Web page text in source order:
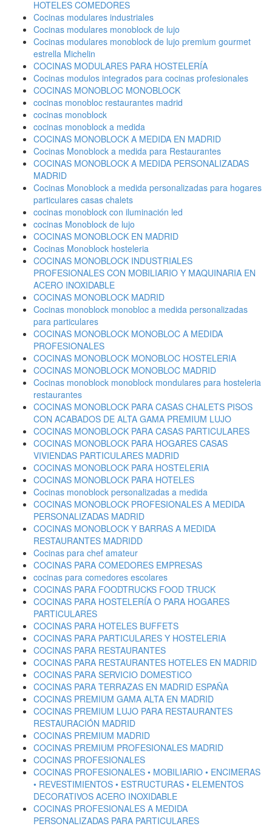
HOTELES COMEDORES
Cocinas modulares industriales
Cocinas modulares monoblock de lujo
Cocinas modulares monoblock de lujo premium gourmet
estrella Michelin
COCINAS MODULARES PARA HOSTELERÍA
Cocinas modulos integrados para cocinas profesionales
COCINAS MONOBLOC MONOBLOCK
cocinas monobloc restaurantes madrid
cocinas monoblock
cocinas monoblock a medida
COCINAS MONOBLOCK A MEDIDA EN MADRID
Cocinas Monoblock a medida para Restaurantes
COCINAS MONOBLOCK A MEDIDA PERSONALIZADAS
MADRID
Cocinas Monoblock a medida personalizadas para hogares
particulares casas chalets
cocinas monoblock con iluminación led
cocinas Monoblock de lujo
COCINAS MONOBLOCK EN MADRID
Cocinas Monoblock hosteleria
COCINAS MONOBLOCK INDUSTRIALES
PROFESIONALES CON MOBILIARIO Y MAQUINARIA EN
ACERO INOXIDABLE
COCINAS MONOBLOCK MADRID
Cocinas monoblock monobloc a medida personalizadas
para particulares
COCINAS MONOBLOCK MONOBLOC A MEDIDA
PROFESIONALES
COCINAS MONOBLOCK MONOBLOC HOSTELERIA
COCINAS MONOBLOCK MONOBLOC MADRID
Cocinas monoblock monoblock mondulares para hosteleria
restaurantes
COCINAS MONOBLOCK PARA CASAS CHALETS PISOS
CON ACABADOS DE ALTA GAMA PREMIUM LUJO
COCINAS MONOBLOCK PARA CASAS PARTICULARES
COCINAS MONOBLOCK PARA HOGARES CASAS
VIVIENDAS PARTICULARES MADRID
COCINAS MONOBLOCK PARA HOSTELERIA
COCINAS MONOBLOCK PARA HOTELES
Cocinas monoblock personalizadas a medida
COCINAS MONOBLOCK PROFESIONALES A MEDIDA
PERSONALIZADAS MADRID
COCINAS MONOBLOCK Y BARRAS A MEDIDA
RESTAURANTES MADRIDD
Cocinas para chef amateur
COCINAS PARA COMEDORES EMPRESAS
cocinas para comedores escolares
COCINAS PARA FOODTRUCKS FOOD TRUCK
COCINAS PARA HOSTELERÍA O PARA HOGARES
PARTICULARES
COCINAS PARA HOTELES BUFFETS
COCINAS PARA PARTICULARES Y HOSTELERIA
COCINAS PARA RESTAURANTES
COCINAS PARA RESTAURANTES HOTELES EN MADRID
COCINAS PARA SERVICIO DOMESTICO
COCINAS PARA TERRAZAS EN MADRID ESPAÑA
COCINAS PREMIUM GAMA ALTA EN MADRID
COCINAS PREMIUM LUJO PARA RESTAURANTES
RESTAURACIÓN MADRID
COCINAS PREMIUM MADRID
COCINAS PREMIUM PROFESIONALES MADRID
COCINAS PROFESIONALES
COCINAS PROFESIONALES • MOBILIARIO • ENCIMERAS
• REVESTIMIENTOS • ESTRUCTURAS • ELEMENTOS
DECORATIVOS ACERO INOXIDABLE
COCINAS PROFESIONALES A MEDIDA
PERSONALIZADAS PARA PARTICULARES